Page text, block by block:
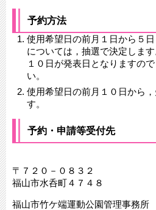
予約方法
使用希望日の前月１日から５
については，抽選で決定します
１０日が発表日となりますの
い。
使用希望日の前月１０日から
す。
予約・申請等受付先
〒７２０－０８３２
福山市水呑町４７４８
福山市竹ケ端運動公園管理事務所